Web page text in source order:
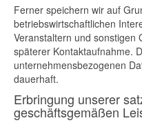
Ferner speichern wir auf
betriebswirtschaftlichen
Veranstaltern und sonstigen
späterer Kontaktaufnahme.
unternehmensbezogenen
dauerhaft.
Erbringung unserer
geschäftsgemäßen